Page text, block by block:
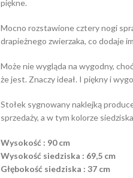
piękne.
Mocno rozstawione cztery nogi
drapieżnego zwierzaka, co dodaje
Może nie wygląda na wygodny,
że jest. Znaczy ideał. I piękny i
Stołek sygnowany naklejką
sprzedaży, a w tym kolorze
Wysokość : 90 cm
Wysokość siedziska : 69,5 cm
Głębokość siedziska : 37 cm